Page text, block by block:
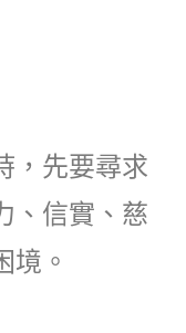
，先要尋求
、信實、慈
境。